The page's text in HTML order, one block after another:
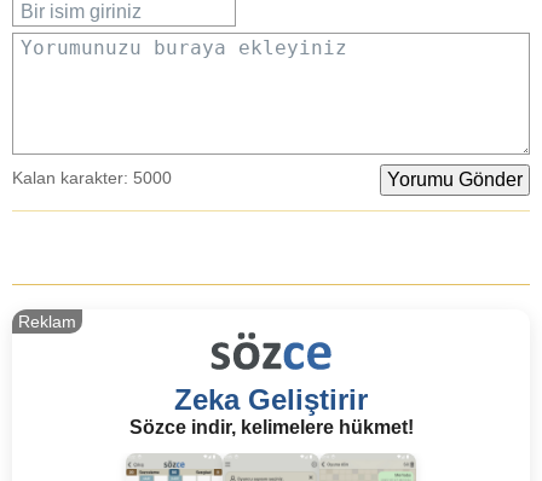
Bir isim giriniz
Yorumunuzu buraya ekleyiniz
Kalan karakter: 5000
Zeka Geliştirir
Sözce indir, kelimelere hükmet!
Reklam